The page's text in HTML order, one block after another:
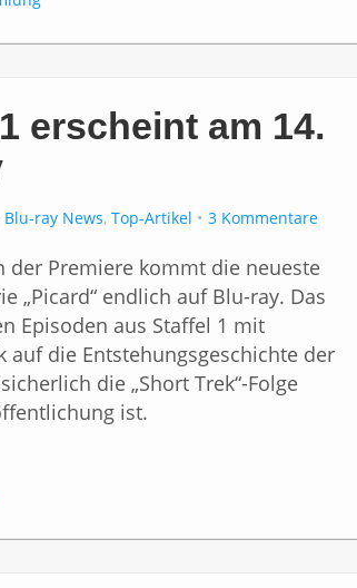
erscheint am 14.
Blu-ray News, Top-Artikel 3 Kommentare
der Premiere kommt die neueste
„Picard“ endlich auf Blu-ray. Das
Episoden aus Staffel 1 mit
auf die Entstehungsgeschichte der
die „Short Trek“-Folge
ist.